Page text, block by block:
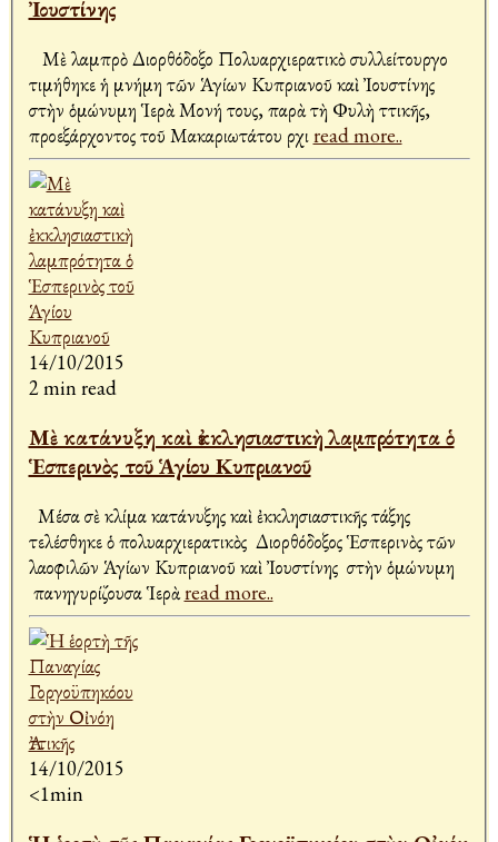
Ἰουστίνης
Μὲ λαμπρὸ Διορθόδοξο Πολυαρχιερατικὸ συλλείτουργο
τιμήθηκε ἡ μνήμη τῶν Ἁγίων Κυπριανοῦ καὶ Ἰουστίνης
στὴν ὁμώνυμη Ἱερὰ Μονή τους, παρὰ τὴ Φυλὴ Ἀττικῆς,
προεξάρχοντος τοῦ Μακαριωτάτου Ἀρχιread more..
14/10/2015
2 min read
Μὲ κατάνυξη καὶ ἐκκλησιαστικὴ λαμπρότητα ὁ
Ἑσπερινὸς τοῦ Ἁγίου Κυπριανοῦ
Μέσα σὲ κλίμα κατάνυξης καὶ ἐκκλησιαστικῆς τάξης
τελέσθηκε ὁ πολυαρχιερατικὸς Διορθόδοξος Ἑσπερινὸς τῶν
λαοφιλῶν Ἁγίων Κυπριανοῦ καὶ Ἰουστίνης στὴν ὁμώνυμη
πανηγυρίζουσα Ἱερὰread more..
14/10/2015
<1min